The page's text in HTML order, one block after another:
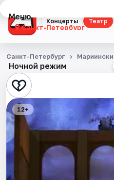
Концерты Театр
Меню
Санкт-Петербург
Концерты
Театр
Стендап
Выставки
Квесты
Экскурсии
Ночной режим
Санкт-Петербург
12+